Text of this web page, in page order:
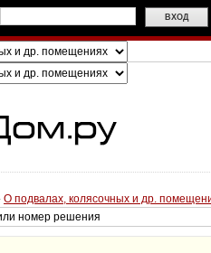
О подвалах, колясочных и др.